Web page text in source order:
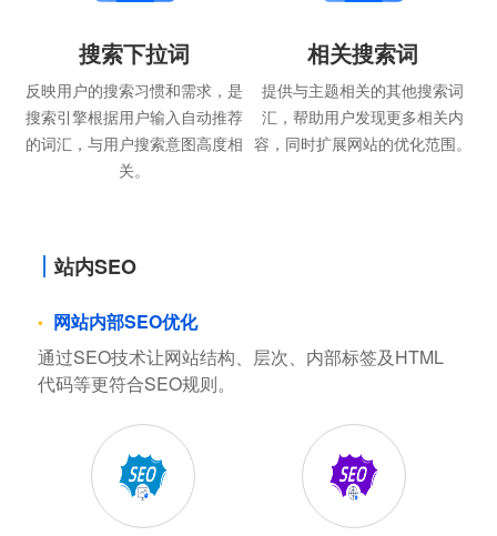
搜索下拉词
反映用户的搜索习惯和需求，是
搜索引擎根据用户输入自动推荐
的词汇，与用户搜索意图高度相
关。
相关搜索词
提供与主题相关的其他搜索词
汇，帮助用户发现更多相关内
容，同时扩展网站的优化范围。
站内SEO
网站内部SEO优化
通过SEO技术让网站结构、层次、内部标签及HTML
代码等更符合SEO规则。